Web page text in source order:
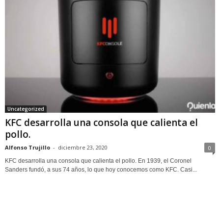
Uncategorized
KFC desarrolla una consola que calienta el
pollo.
Alfonso Trujillo - diciembre 23, 2020 0
KFC desarrolla una consola que calienta el pollo. En 1939, el Coronel
Sanders fundó, a sus 74 años, lo que hoy conocemos como KFC. Casi...